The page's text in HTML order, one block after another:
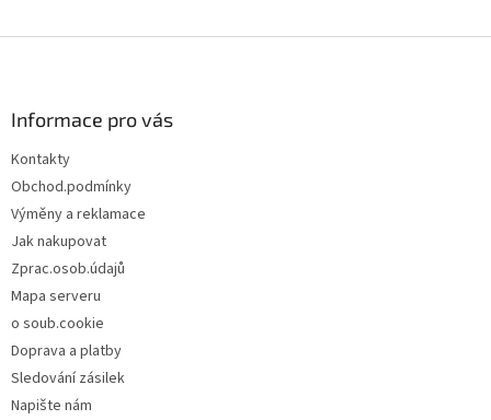
Informace pro vás
Kontakty
Obchod.podmínky
Výměny a reklamace
Jak nakupovat
Zprac.osob.údajů
Mapa serveru
o soub.cookie
Doprava a platby
Sledování zásilek
Napište nám